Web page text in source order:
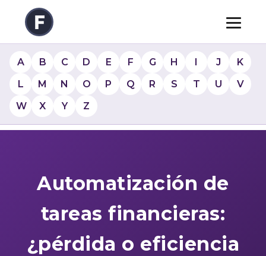
A B C D E F G H I J
K
L
M N O P Q R S T U
V
W
X Y Z
Automatización de
tareas financieras:
¿pérdida o eficiencia